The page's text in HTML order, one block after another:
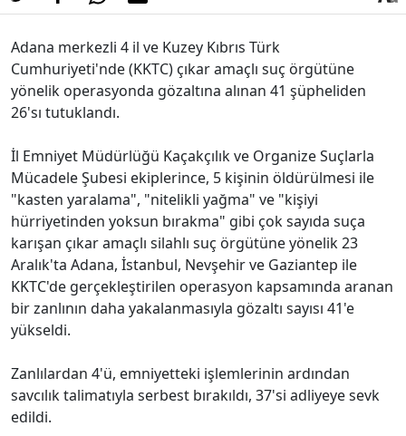
Adana merkezli 4 il ve Kuzey Kıbrıs Türk
Cumhuriyeti'nde (KKTC) çıkar amaçlı suç örgütüne
yönelik operasyonda gözaltına alınan 41 şüpheliden
26'sı tutuklandı.
İl Emniyet Müdürlüğü Kaçakçılık ve Organize Suçlarla
Mücadele Şubesi ekiplerince, 5 kişinin öldürülmesi ile
"kasten yaralama", "nitelikli yağma" ve "kişiyi
hürriyetinden yoksun bırakma" gibi çok sayıda suça
karışan çıkar amaçlı silahlı suç örgütüne yönelik 23
Aralık'ta Adana, İstanbul, Nevşehir ve Gaziantep ile
KKTC'de gerçekleştirilen operasyon kapsamında aranan
bir zanlının daha yakalanmasıyla gözaltı sayısı 41'e
yükseldi.
Zanlılardan 4'ü, emniyetteki işlemlerinin ardından
savcılık talimatıyla serbest bırakıldı, 37'si adliyeye sevk
edildi.